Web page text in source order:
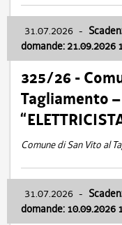
31.07.2026 -
domande: 21.09.2026
325/26 -
Tagliamento
Comune di San Vito al
31.07.2026 -
domande: 10.09.2026